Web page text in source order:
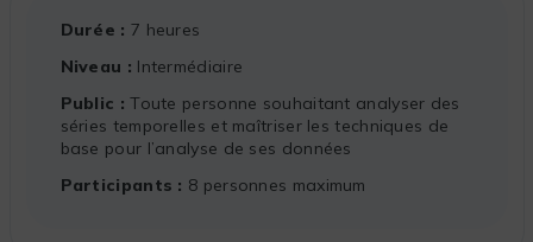
Durée
7 heures
Niveau
Intermédiaire
Public
Toute personne souhaitant analyser des
séries temporelles et maîtriser les techniques de
base pour l’analyse de ses données
Participants
8 personnes maximum